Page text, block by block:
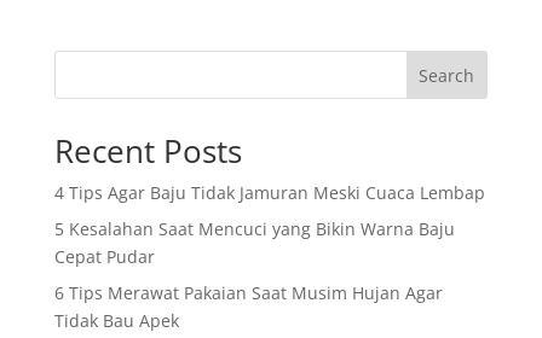
Search
Recent Posts
4 Tips Agar Baju Tidak Jamuran Meski Cuaca Lembap
5 Kesalahan Saat Mencuci yang Bikin Warna Baju
Cepat Pudar
6 Tips Merawat Pakaian Saat Musim Hujan Agar
Tidak Bau Apek